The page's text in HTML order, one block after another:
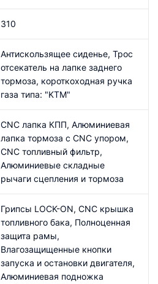
310
Антискользящее сиденье, Трос
отсекатель на лапке заднего
тормоза, короткоходная ручка
газа типа: "KTM"
CNC лапка КПП, Алюминиевая
лапка тормоза с CNC упором,
CNC топливный фильтр,
Алюминиевые складные
рычаги сцепления и тормоза
Грипсы LOCK-ON, CNC крышка
топливного бака, Полноценная
защита рамы,
Влагозащищенные кнопки
запуска и остановки двигателя,
Алюминиевая подножка